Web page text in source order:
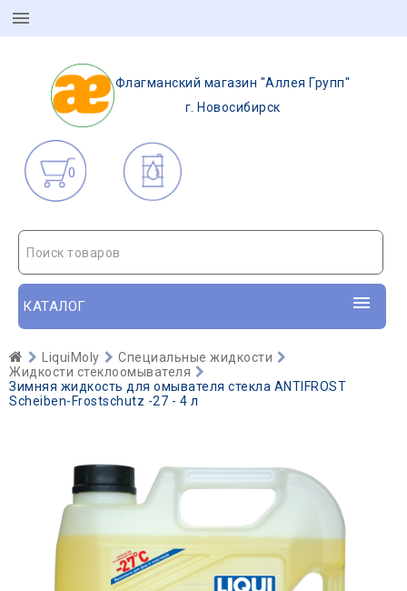
Флагманский магазин "Аллея Групп"
г. Новосибирск
0
Поиск товаров
КАТАЛОГ
LiquiMoly
Специальные жидкости
Жидкости стеклоомывателя
Зимняя жидкость для омывателя стекла ANTIFROST
Scheiben-Frostschutz -27 - 4 л